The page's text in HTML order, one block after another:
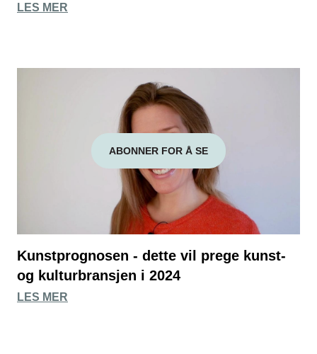
LES MER
ABONNER FOR Å SE
Kunstprognosen - dette vil prege kunst-
og kulturbransjen i 2024
LES MER